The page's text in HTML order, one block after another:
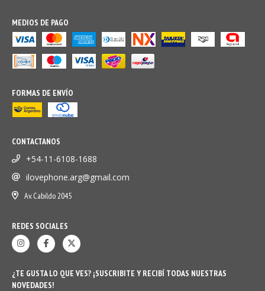
MEDIOS DE PAGO
FORMAS DE ENVÍO
CONTACTANOS
+54-11-6108-1688
ilovephone.arg@gmail.com
Av. Cabildo 2045
REDES SOCIALES
¿TE GUSTA LO QUE VES? ¡SUSCRIBITE Y RECIBÍ TODAS NUESTRAS
NOVEDADES!